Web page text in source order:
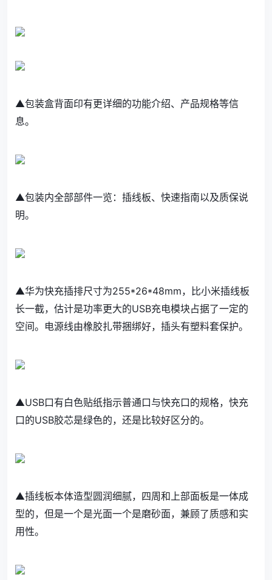
▲包装盒背面印有更详细的功能介绍、产品规格等信
息。
▲包装内全部部件一览：插线板、快速指南以及质保说
明。
▲华为快充插排尺寸为255*26*48mm，比小米插线板
长一截，估计是功率更大的USB充电模块占据了一定的
空间。电源线由橡胶扎带捆绑好，插头有塑料套保护。
▲USB口有白色贴纸指示普通口与快充口的规格，快充
口的USB胶芯是绿色的，还是比较好区分的。
▲插线板本体造型圆润细腻，四周和上部面板是一体成
型的，但是一个是光面一个是磨砂面，兼顾了质感和实
用性。